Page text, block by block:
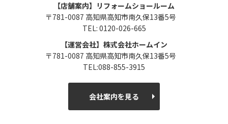
【店舗案内】リフォームショールーム
〒781-0087 高知県高知市南久保13番5号
TEL: 0120-026-665
【運営会社】株式会社ホームイン
〒781-0087 高知県高知市南久保13番5号
TEL:088-855-3915
会社案内を見る